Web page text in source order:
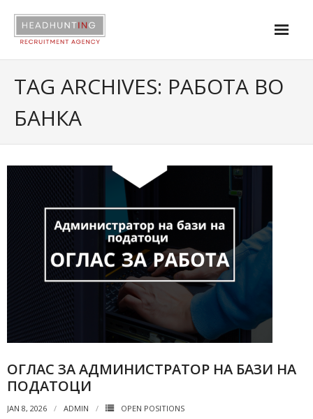
Open positions
TAG ARCHIVES: РАБОТА ВО
БАНКА
ОГЛАС ЗА АДМИНИСТРАТОР НА БАЗИ НА
ПОДАТОЦИ
JAN 8, 2026 ADMIN
OPEN POSITIONS